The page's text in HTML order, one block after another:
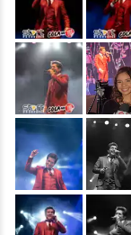
&nbsp; &nbsp;
&nbsp; &nbsp;
&nbsp; &nbsp;